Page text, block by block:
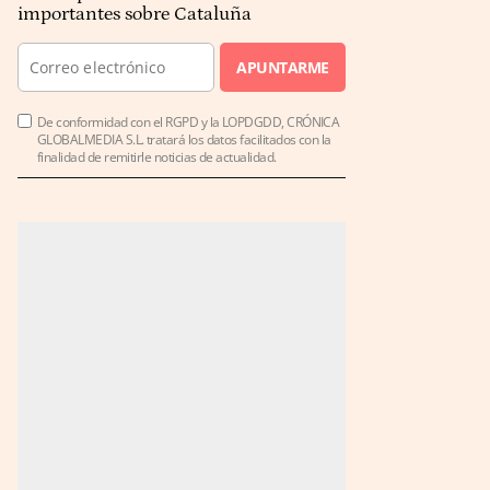
importantes sobre Cataluña
APUNTARME
De conformidad con el RGPD y la LOPDGDD, CRÓNICA
GLOBALMEDIA S.L. tratará los datos facilitados con la
finalidad de remitirle noticias de actualidad.